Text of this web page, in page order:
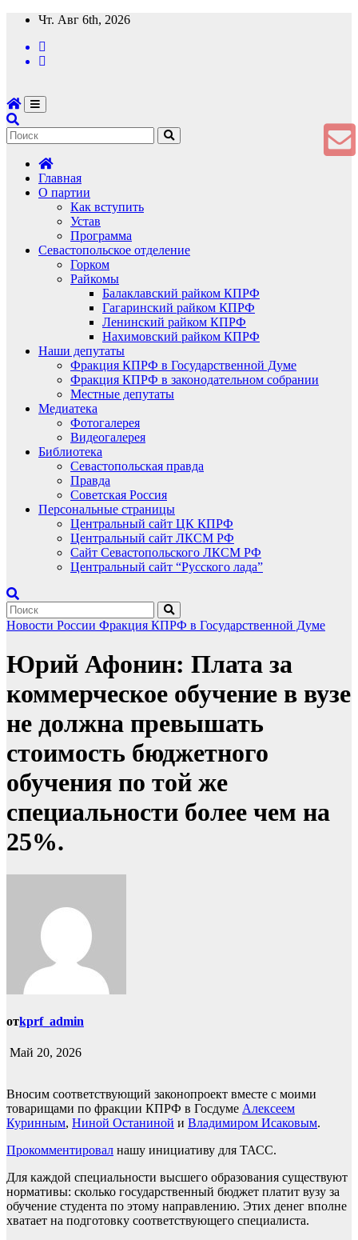
Перейти
содержимому
Чт. Авг 6th, 2026
Главная
О партии
Как вступить
Устав
Программа
Севастопольское отделение
Горком
Райкомы
Балаклавский райком КПРФ
Гагаринский райком КПРФ
Ленинский райком КПРФ
Нахимовский райком КПРФ
Наши депутаты
Фракция КПРФ в Государственной Думе
Фракция КПРФ в законодательном собрании
Местные депутаты
Медиатека
Фотогалерея
Видеогалерея
Библиотека
Севастопольская правда
Правда
Советская Россия
Персональные страницы
Центральный сайт ЦК КПРФ
Центральный сайт ЛКСМ РФ
Сайт Севастопольского ЛКСМ РФ
Центральный сайт “Русского лада”
Новости России Фракция КПРФ в Государственной Думе
Юрий Афонин: Плата за
коммерческое обучение в вузе
не должна превышать
стоимость бюджетного
обучения по той же
специальности более чем на
25%.
отkprf_admin
Май 20, 2026
Вносим соответствующий законопроект вместе с моими
товарищами по фракции КПРФ в Госдуме Алексеем
Куринным, Ниной Останиной и Владимиром Исаковым.
Прокомментировал нашу инициативу для ТАСС.
Для каждой специальности высшего образования существуют
нормативы: сколько государственный бюджет платит вузу за
обучение студента по этому направлению. Этих денег вполне
хватает на подготовку соответствующего специалиста.